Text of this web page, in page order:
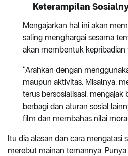
Keterampilan
Mengajarkan hal ini akan
saling menghargai sesama
akan membentuk kepribadian
“Arahkan dengan
maupun aktivitas. Misalnya,
terus bersosialisasi,
berbagi dan aturan sosial
film dan membahas nilai
Itu dia alasan dan cara mengatasi
merebut mainan temannya.